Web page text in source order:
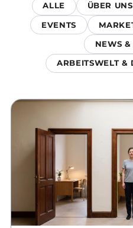
ALLE ÜBER UNS
EVENTS
NEWS &
ARBEITSWELT &